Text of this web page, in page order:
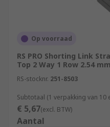
Op voorraad
RS PRO Shorting Link
Top 2 Way 1 Row 2.54
RS-stocknr. 251-8503
Subtotaal (1 verpakking van 10
€ 5,67(excl. BTW)
Aantal